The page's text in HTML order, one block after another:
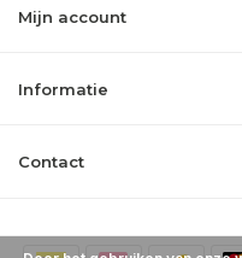
Mijn account
Informatie
Contact